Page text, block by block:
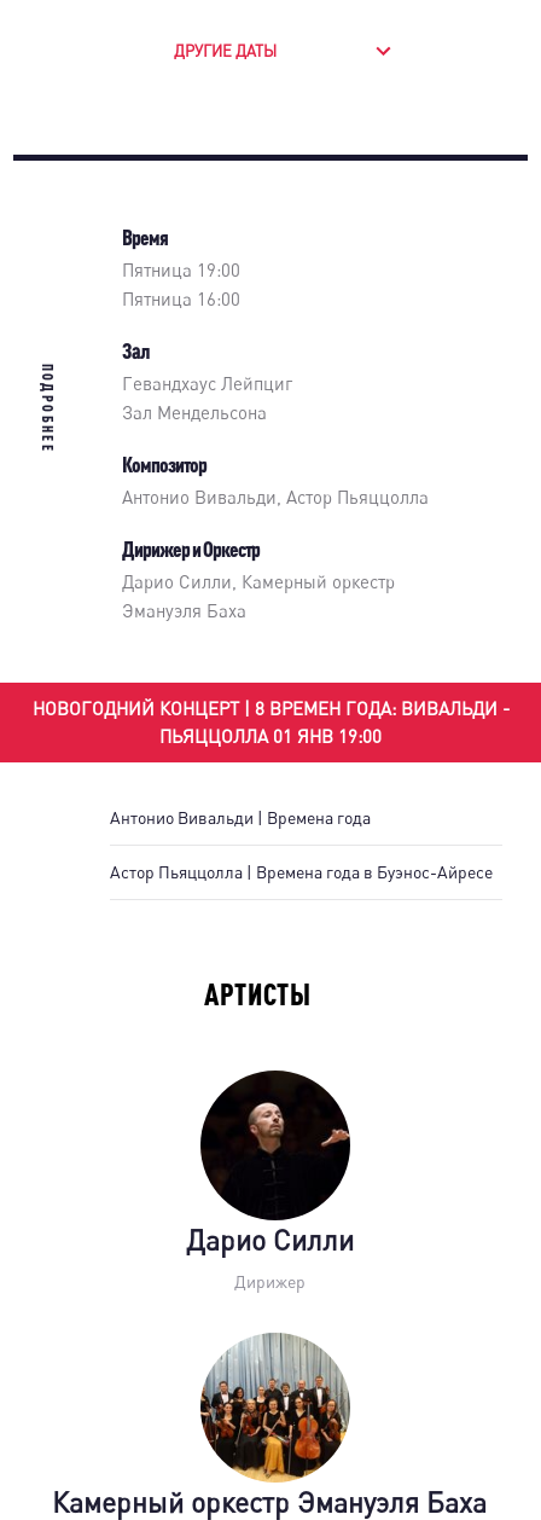
ДРУГИЕ ДАТЫ
ПОДРОБНЕЕ
Время
Пятница 19:00
Пятница 16:00
Зал
Гевандхаус Лейпциг
Зал Мендельсона
Композитор
Антонио Вивальди, Астор Пьяццолла
Дирижер и Оркестр
Дарио Силли Камерный оркестр
Эмануэля Баха
НОВОГОДНИЙ КОНЦЕРТ | 8 ВРЕМЕН ГОДА: ВИВАЛЬДИ -
ПЬЯЦЦОЛЛА 01 ЯНВ 19:00
Антонио Вивальди | Времена года
Астор Пьяццолла | Времена года в Буэнос-Айресе
АРТИСТЫ
Дарио Силли
Дирижер
Камерный оркестр Эмануэля Баха